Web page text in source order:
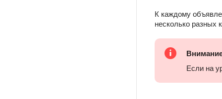
К каждому
несколько разных
Если на